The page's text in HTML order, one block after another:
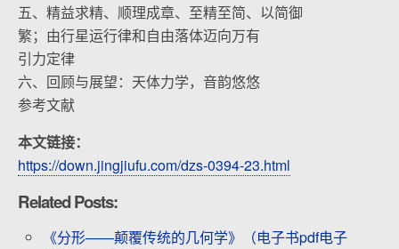
五、精益求精、顺理成章、至精至简、以简御
繁；由行星运行律和自由落体迈向万有
引力定律
六、回顾与展望：天体力学，音韵悠悠
参考文献
本文链接：
https://down.jingjiufu.com/dzs-0394-23.html
Related Posts:
《分形——颠覆传统的几何学》（电子书pdf电子